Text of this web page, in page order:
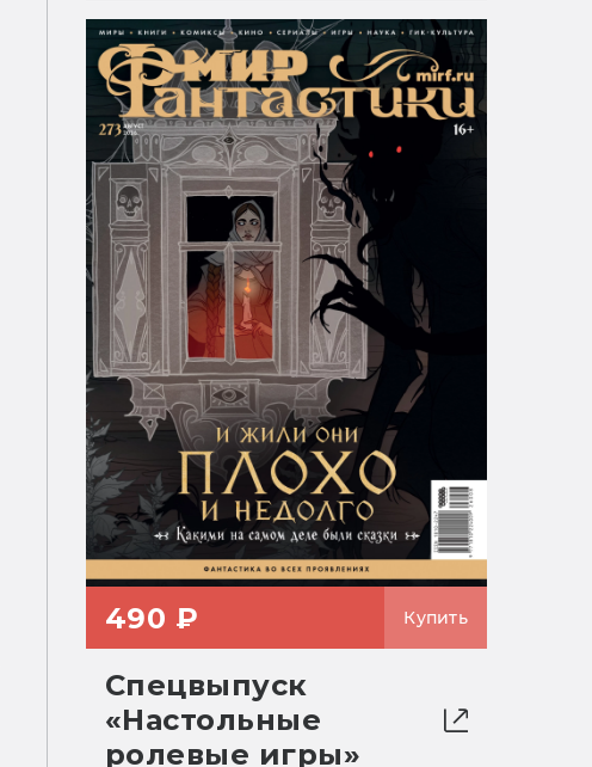
490 ₽ Купить
Спецвыпуск
«Настольные
ролевые игры»